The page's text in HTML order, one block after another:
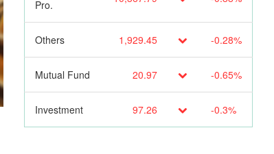
Pro.
Others 1,929.45 -0.28%
Mutual Fund 20.97 -0.65%
Investment 97.26 -0.3%